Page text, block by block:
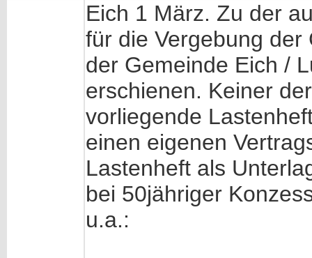
Eich 1 März. Zu der
für die Vergebung
der Gemeinde Eich /
erschienen. Keiner
vorliegende
einen eigenen
Lastenheft als
bei 50jähriger
u.a.: